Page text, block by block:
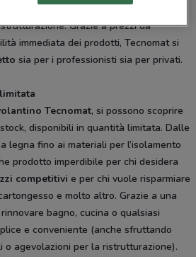
smerigliatrici) e tutto ciò che serve
Grazie a prezzi da
immediata dei prodotti, Tecnomat si
sia per i professionisti sia per privati.
Tecnomat, si possono scoprire
disponibili in quantità limitata. Dalle
legna fino ai materiali per l’isolamento
prodotto imperdibile per chi desidera
competitivi e per chi vuole risparmiare
e molto altro. Grazie a una
bagno, cucina o qualsiasi
e conveniente (anche sfruttando
o agevolazioni per la ristrutturazione).